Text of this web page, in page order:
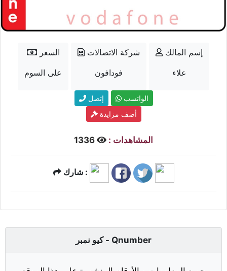
السعر
على السوم
شركة الاتصالات
فودافون
إسم المالك
علاء
إتصل
الواتسب
أضف مزايدة
المشاهدات :
شارك :
كيو نمبر - Qnumber